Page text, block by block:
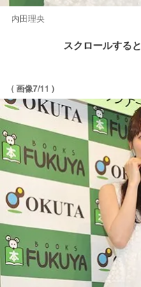
内田理央
スクロールする
( 画像7/11 )